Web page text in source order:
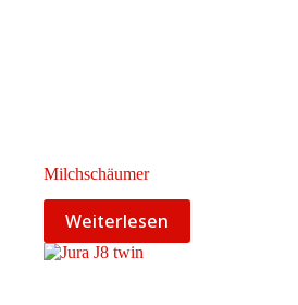
Milchschäumer
Weiterlesen